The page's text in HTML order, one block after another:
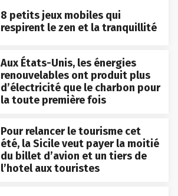
8 petits jeux mobiles qui
respirent le zen et la tranquillité
Aux États-Unis, les énergies
renouvelables ont produit plus
d’électricité que le charbon pour
la toute première fois
Pour relancer le tourisme cet
été, la Sicile veut payer la moitié
du billet d’avion et un tiers de
l’hotel aux touristes